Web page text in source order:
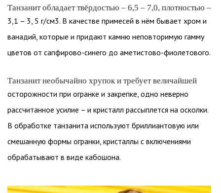
Танзанит обладает твёрдостью – 6,5 – 7,0, плотностью –
3,1 – 3, 5 г/см3. В качестве примесей в нём бывает хром и
ванадий, которые и придают камню неповторимую гамму
цветов от сапфирово-синего до аметистово-фиолетового.
Танзанит необычайно хрупок и требует величайшей
осторожности при огранке и закрепке, одно неверно
рассчитанное усилие – и кристалл рассыплется на осколки.
В обработке танзанита используют бриллиантовую или
смешанную формы огранки, кристаллы с включениями
обрабатывают в виде кабошона.